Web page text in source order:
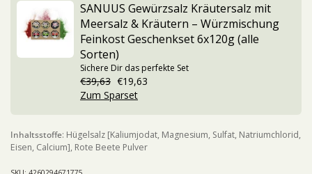
SANUUS Gewürzsalz Kräutersalz mit
Meersalz & Kräutern – Würzmischung
Feinkost Geschenkset 6x120g (alle
Sorten)
Sichere Dir das perfekte Set
€39,63 €19,63
Zum Sparset
Inhaltsstoffe: Hügelsalz [Kaliumjodat, Magnesium, Sulfat, Natriumchlorid,
Eisen, Calcium], Rote Beete Pulver